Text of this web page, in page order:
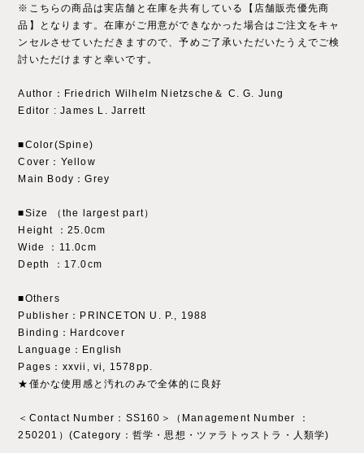
※こちらの商品は実店舗と在庫を共有している【店舗販売優先商
品】となります。在庫がご用意ができなかった場合はご注文をキャ
ンセルさせていただきますので、予めご了承いただいたうえでご検
討いただけますと幸いです。
Author：Friedrich Wilhelm Nietzsche＆ C. G. Jung
Editor : James L. Jarrett
■Color(Spine)
Cover：Yellow
Main Body：Grey
■Size （the largest part）
Height ：25.0cm
Wide ：11.0cm
Depth ：17.0cm
■Others
Publisher：PRINCETON U. P., 1988
Binding：Hardcover
Language：English
Pages：xxvii, vi, 1578pp.
★僅かな使用感と汚れのみで全体的に良好
＜Contact Number：SS160＞（Management Number ：
250201）(Category：哲学・思想・ツァラトゥストラ・人類学)